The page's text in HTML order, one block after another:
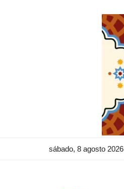
sábado, 8 agosto 2026